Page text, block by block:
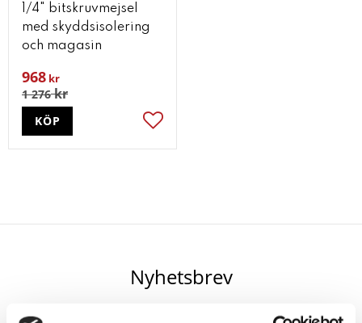
1/4" bitskruvmejsel
med skyddsisolering
och magasin
968 kr
1 276kr
Lägg till i favoriter
KÖP
Nyhetsbrev